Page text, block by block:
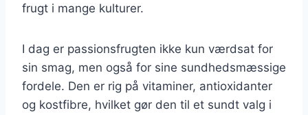
frugt i mange kulturer.
I dag er passionsfrugten ikke kun værdsat for
sin smag, men også for sine sundhedsmæssige
fordele. Den er rig på vitaminer, antioxidanter
og kostfibre, hvilket gør den til et sundt valg i